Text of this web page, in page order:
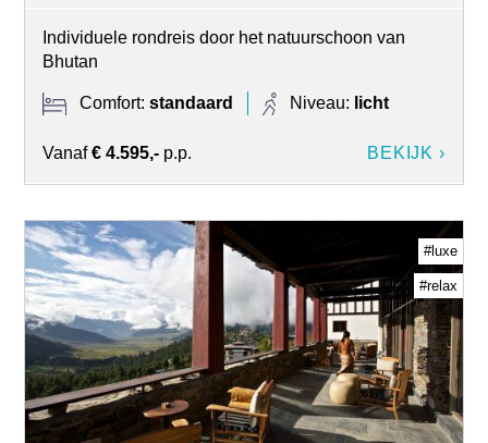
Individuele rondreis door het natuurschoon van
Bhutan
Comfort:standaard Niveau: licht
Vanaf€ 4.595,- p.p. BEKIJK ›
#luxe
#relax